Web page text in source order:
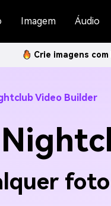
Imagem Áudio
Crie imagens
Video Builder